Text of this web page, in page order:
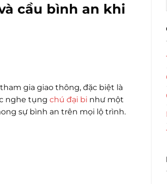
cầu bình an khi
gia giao thông, đặc biệt là
nghe tụng chú đại bi như một
sự bình an trên mọi lộ trình.